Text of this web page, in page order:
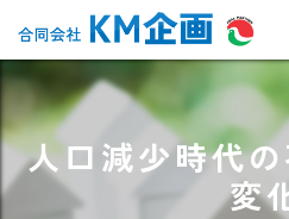
人口減少時代
変